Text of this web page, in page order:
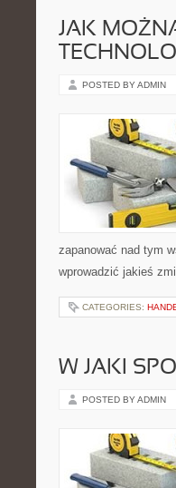
JAK
POSTED BY ADMIN
zapanować nad tym
wprowadzić jakieś
CATEGORIES:
W JAKI
POSTED BY ADMIN